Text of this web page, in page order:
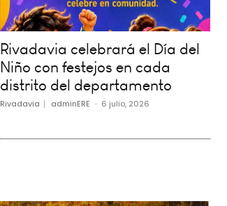
Rivadavia celebrará el Día del
Niño con festejos en cada
distrito del departamento
Rivadavia adminERE - 6 julio, 2026